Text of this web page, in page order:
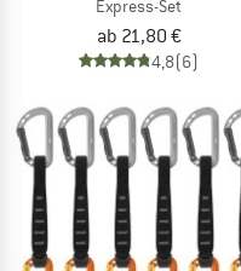
Express-Set
ab 21,80 €
4,8(6)